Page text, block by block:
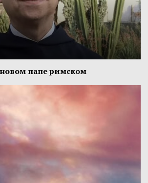
папе римском